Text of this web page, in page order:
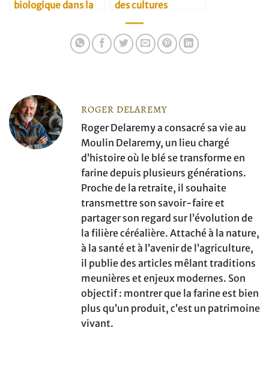
biologique dans la
des cultures
ROGER DELAREMY
Roger Delaremy a consacré sa vie au
Moulin Delaremy, un lieu chargé
d’histoire où le blé se transforme en
farine depuis plusieurs générations.
Proche de la retraite, il souhaite
transmettre son savoir-faire et
partager son regard sur l’évolution de
la filière céréalière. Attaché à la nature,
à la santé et à l’avenir de l’agriculture,
il publie des articles mêlant traditions
meunières et enjeux modernes. Son
objectif : montrer que la farine est bien
plus qu’un produit, c’est un patrimoine
vivant.